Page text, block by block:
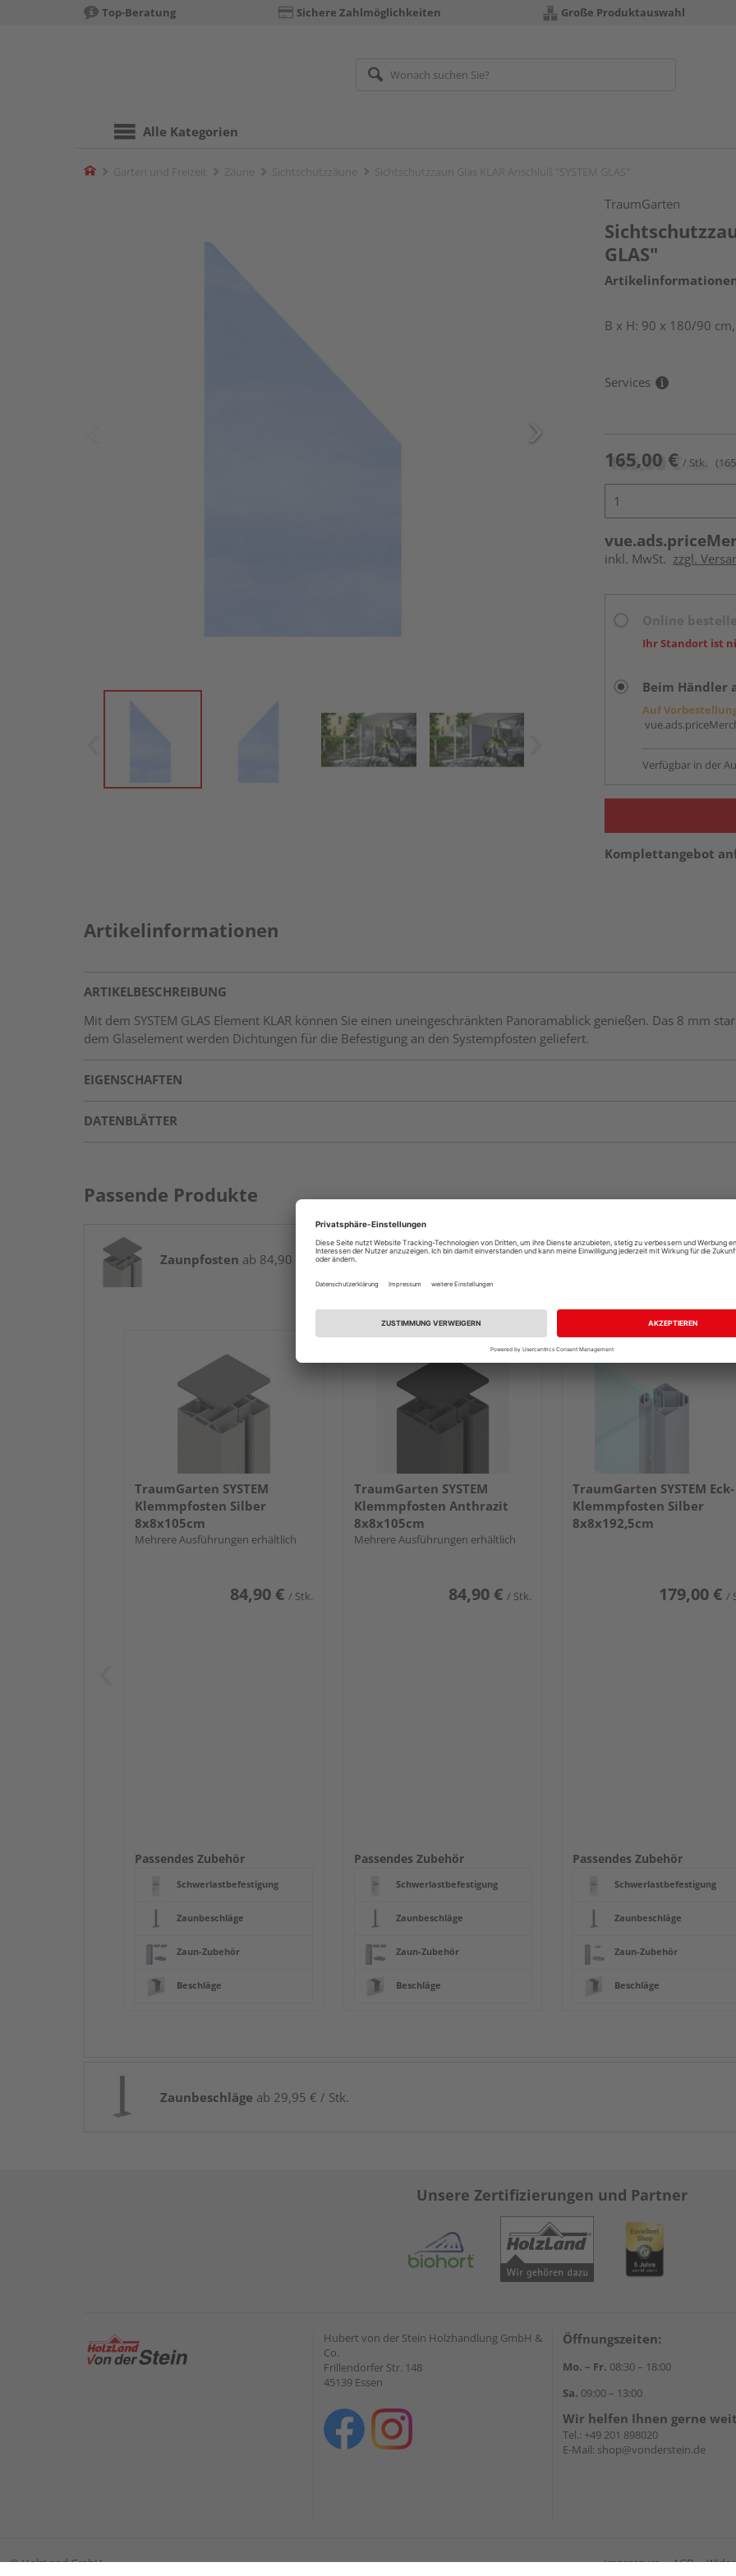
Top-Beratung Sichere Zahlmöglichkeiten Große Produktauswahl
Alle Kategorien
Home
TraumGarten
GLAS"
B x H: 90 x 180/90
Services
165,00 € / Stk.
inkl. MwSt. zzgl.
Ihr Standort ist
Beim Händler
Auf
Verfügbar in der
Komplettangebot
Artikelinformationen
ARTIKELBESCHREIBUNG
Mit dem SYSTEM GLAS Element KLAR können Sie einen uneingeschränkten Panoramablick genießen. Das 8 mm
dem Glaselement werden Dichtungen für die Befestigung an den Systempfosten geliefert.
EIGENSCHAFTEN
DATENBLÄTTER
Passende Produkte
Zaunpfosten ab 84,90 € / Stk.
TraumGarten SYSTEM
Klemmpfosten Silber
8x8x105cm
Mehrere Ausführungen erhältlich
84,90 € / Stk.
Passendes Zubehör
Schwerlastbefestigung
Zaunbeschläge
Zaun-Zubehör
Beschläge
TraumGarten SYSTEM
Klemmpfosten Anthrazit
8x8x105cm
Mehrere Ausführungen erhältlich
84,90 € / Stk.
Passendes Zubehör
Schwerlastbefestigung
Zaunbeschläge
Zaun-Zubehör
Beschläge
TraumGarten SYSTEM Eck-
Klemmpfosten Silber
8x8x192,5cm
179,00 € /
Passendes Zubehör
Schwerlastbefestigung
Zaunbeschläge
Zaun-Zubehör
Beschläge
Zaunbeschläge ab 29,95 € / Stk.
Unsere Zertifizierungen und Partner
Hubert von der Stein Holzhandlung GmbH &
Co.
Frillendorfer Str. 148
45139 Essen
Öffnungszeiten:
Mo. – Fr. 08:30 – 18:00
Sa. 09:00 – 13:00
Wir helfen Ihnen gerne
Tel.: +49 201 898020
E-Mail: shop@vonderstein.de
©HolzLand GmbH Impressum AGB